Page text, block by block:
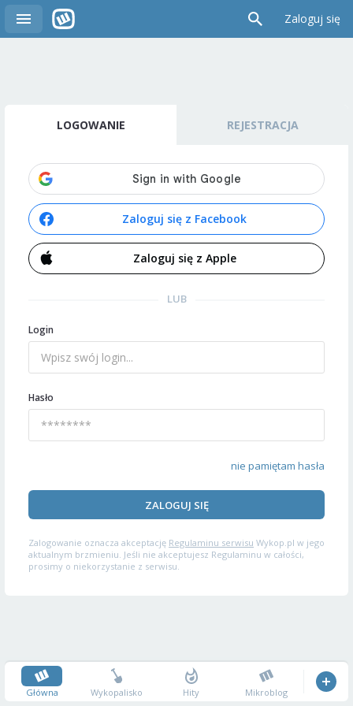
Zaloguj się
LOGOWANIE REJESTRACJA
Zaloguj się z Facebook
Zaloguj się z Apple
LUB
Login
Hasło
nie pamiętam hasła
ZALOGUJ SIĘ
Zalogowanie oznacza akceptację Regulaminu serwisu Wykop.pl w jego
aktualnym brzmieniu. Jeśli nie akceptujesz Regulaminu w całości,
prosimy o niekorzystanie z serwisu.
Główna Wykopalisko Hity Mikroblog